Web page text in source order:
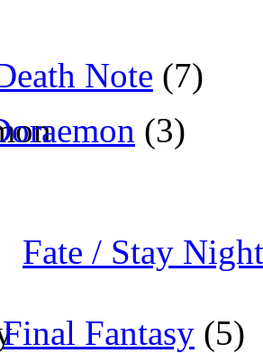
Note (7)
(3)
Fate / Stay Night
Final Fantasy (5)